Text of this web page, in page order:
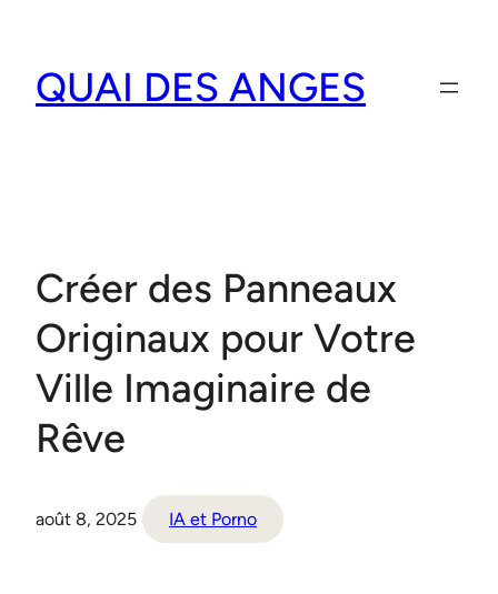
contenu
QUAI DES ANGES
Créer des Panneaux
Originaux pour Votre
Ville Imaginaire de
Rêve
août 8, 2025 IA et Porno